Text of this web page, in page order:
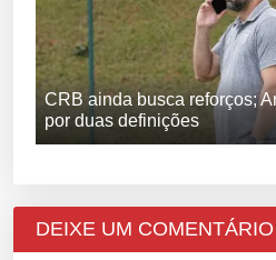
CRB ainda busca reforços;
por duas definições
DEIXE UM COMENTÁRIO